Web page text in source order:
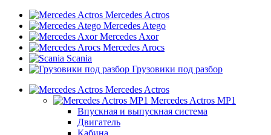
Mercedes Actros
Mercedes Atego
Mercedes Axor
Mercedes Arocs
Scania
Грузовики под разбор
Mercedes Actros
Mercedes Actros MP1
Впускная и выпускная система
Двигатель
Кабина